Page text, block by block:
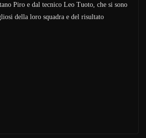
Piro e dal tecnico Leo Tuoto, che si sono
della loro squadra e del risultato